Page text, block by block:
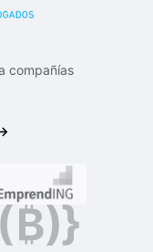
compañías